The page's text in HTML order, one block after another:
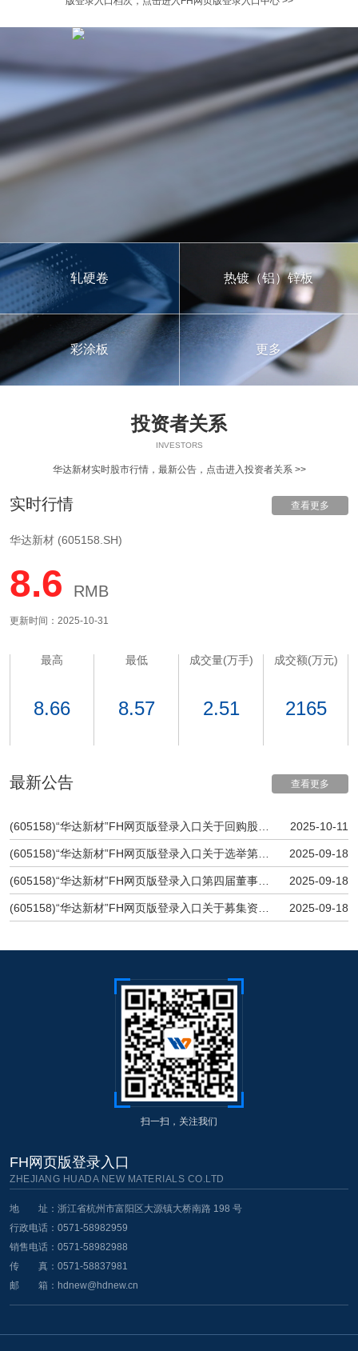
轧硬卷 热镀（铝）锌板
彩涂板 更多
投资者关系
INVESTORS
华达新材实时股市行情，最新公告， 点击进入投资者关系 >>
实时行情 查看更多
华达新材 (605158.SH)
8.6 RMB
更新时间：2025-10-31
最高
8.66
最低
8.57
成交量(万手)
2.51
成交额(万元)
2165
最新公告 查看更多
2025-10-11
2025-09-18
2025-09-18
2025-09-18
扫一扫，关注我们
FH网页版登录入口
ZHEJIANG HUADA NEW MATERIALS CO.LTD
地 址：浙江省杭州市富阳区大源镇大桥南路 198 号
行政电话：0571-58982959
销售电话：0571-58982988
传 真：0571-58837981
邮 箱： hdnew@hdnew.cn